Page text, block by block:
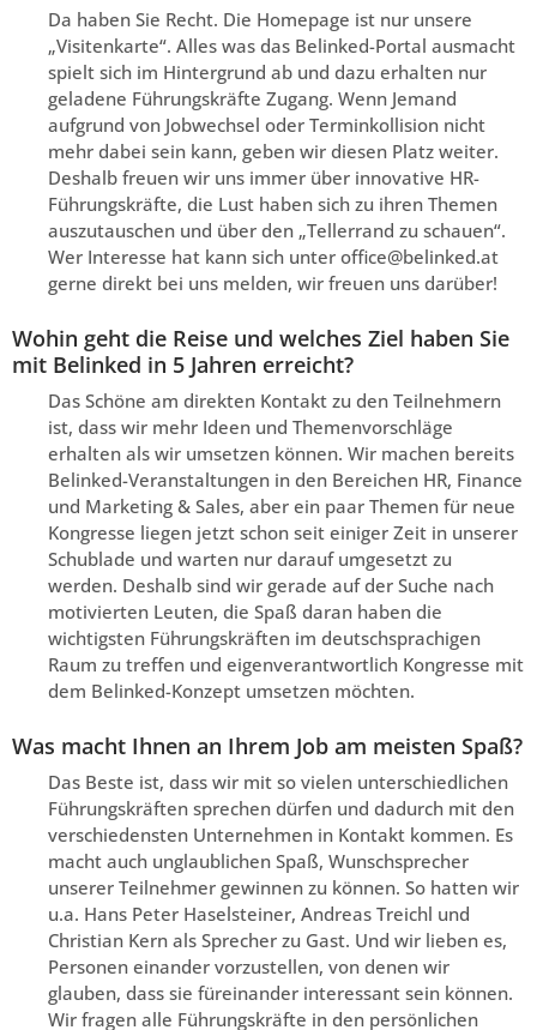
Da haben Sie Recht. Die Homepage ist nur unsere
„Visitenkarte“. Alles was das Belinked-Portal ausmacht
spielt sich im Hintergrund ab und dazu erhalten nur
geladene Führungskräfte Zugang. Wenn Jemand
aufgrund von Jobwechsel oder Terminkollision nicht
mehr dabei sein kann, geben wir diesen Platz weiter.
Deshalb freuen wir uns immer über innovative HR-
Führungskräfte, die Lust haben sich zu ihren Themen
auszutauschen und über den „Tellerrand zu schauen“.
Wer Interesse hat kann sich unter office@belinked.at
gerne direkt bei uns melden, wir freuen uns darüber!
Wohin geht die Reise und welches Ziel haben Sie
mit Belinked in 5 Jahren erreicht?
Das Schöne am direkten Kontakt zu den Teilnehmern
ist, dass wir mehr Ideen und Themenvorschläge
erhalten als wir umsetzen können. Wir machen bereits
Belinked-Veranstaltungen in den Bereichen HR, Finance
und Marketing & Sales, aber ein paar Themen für neue
Kongresse liegen jetzt schon seit einiger Zeit in unserer
Schublade und warten nur darauf umgesetzt zu
werden. Deshalb sind wir gerade auf der Suche nach
motivierten Leuten, die Spaß daran haben die
wichtigsten Führungskräften im deutschsprachigen
Raum zu treffen und eigenverantwortlich Kongresse mit
dem Belinked-Konzept umsetzen möchten.
Was macht Ihnen an Ihrem Job am meisten Spaß?
Das Beste ist, dass wir mit so vielen unterschiedlichen
Führungskräften sprechen dürfen und dadurch mit den
verschiedensten Unternehmen in Kontakt kommen. Es
macht auch unglaublichen Spaß, Wunschsprecher
unserer Teilnehmer gewinnen zu können. So hatten wir
u.a. Hans Peter Haselsteiner, Andreas Treichl und
Christian Kern als Sprecher zu Gast. Und wir lieben es,
Personen einander vorzustellen, von denen wir
glauben, dass sie füreinander interessant sein können.
Wir fragen alle Führungskräfte in den persönlichen